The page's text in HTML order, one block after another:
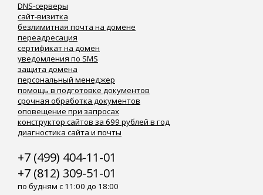
DNS-серверы
сайт-визитка
безлимитная почта на домене
переадресация
сертификат на домен
уведомления по SMS
защита домена
персональный менеджер
помощь в подготовке документов
срочная обработка документов
оповещение при запросах
конструктор сайтов за 699 рублей в год
диагностика сайта и почты
+7 (499) 404-11-01
+7 (812) 309-51-01
по будням с 11:00 до 18:00